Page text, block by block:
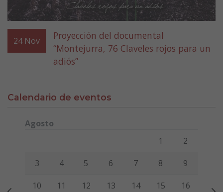
24 Nov
Proyección del documental
“Montejurra, 76 Claveles rojos para un
adiós”
Calendario de eventos
Agosto
Viernes Sábado
1 2
3 4 5 6 7 8 9
10 11 12 13 14 15 16